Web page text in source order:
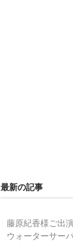
最新の記事
藤原紀香様ご出
ウォーターサー